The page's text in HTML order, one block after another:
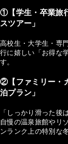
①【学生・卒業旅
スツアー」
高校生・大学生・専
行に嬉しい「お得な
す。
②【ファミリー・
泊プラン」
「しっかり滑った後
自慢の温泉旅館やリ
ンランク上の特別な